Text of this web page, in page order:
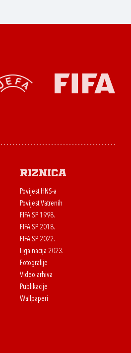
Riznica
Povijest HNS-a
Povijest Vatrenih
FIFA SP 1998.
FIFA SP 2018.
FIFA SP 2022.
Liga nacija 2023.
Fotografije
Video arhiva
Publikacije
Wallpaperi